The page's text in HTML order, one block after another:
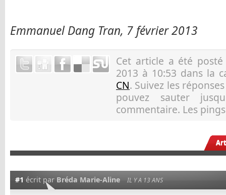
Emmanuel Dang Tran, 7 février 2013
Cet article a été
2013 à 10:53 dans la
CN. Suivez les
pouvez sauter
commentaire. Les
#1 écrit par Bréda Marie-Aline IL Y A 13 ANS